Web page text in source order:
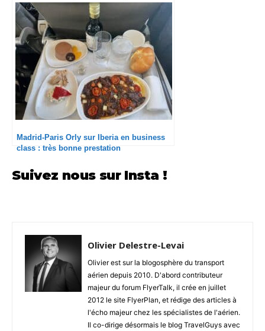
Madrid !
Madrid-Paris Orly sur Iberia en business
class : très bonne prestation
Suivez nous sur Insta !
Olivier Delestre-Levai
Olivier est sur la blogosphère du transport
aérien depuis 2010. D'abord contributeur
majeur du forum FlyerTalk, il crée en juillet
2012 le site FlyerPlan, et rédige des articles à
l'écho majeur chez les spécialistes de l'aérien.
Il co-dirige désormais le blog TravelGuys avec